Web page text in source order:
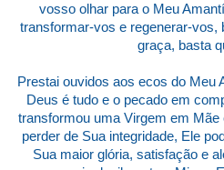
vosso olhar para o Meu
transformar-vos e regenerar-vos,
graça, basta
Prestai ouvidos aos ecos do
Deus é tudo e o pecado em
transformou uma Virgem em
perder de Sua integridade, Ele
Sua maior glória, satisfação e